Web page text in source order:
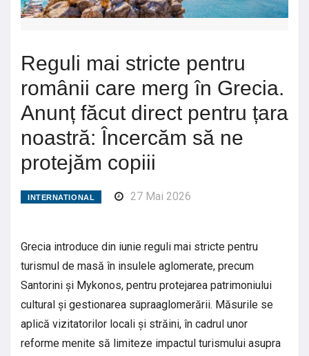
Reguli mai stricte pentru
românii care merg în Grecia.
Anunț făcut direct pentru țara
noastră: Încercăm să ne
protejăm copiii
INTERNATIONAL 27 Mai 2026
Grecia introduce din iunie reguli mai stricte pentru
turismul de masă în insulele aglomerate, precum
Santorini și Mykonos, pentru protejarea patrimoniului
cultural și gestionarea supraaglomerării. Măsurile se
aplică vizitatorilor locali și străini, în cadrul unor
reforme menite să limiteze impactul turismului asupra